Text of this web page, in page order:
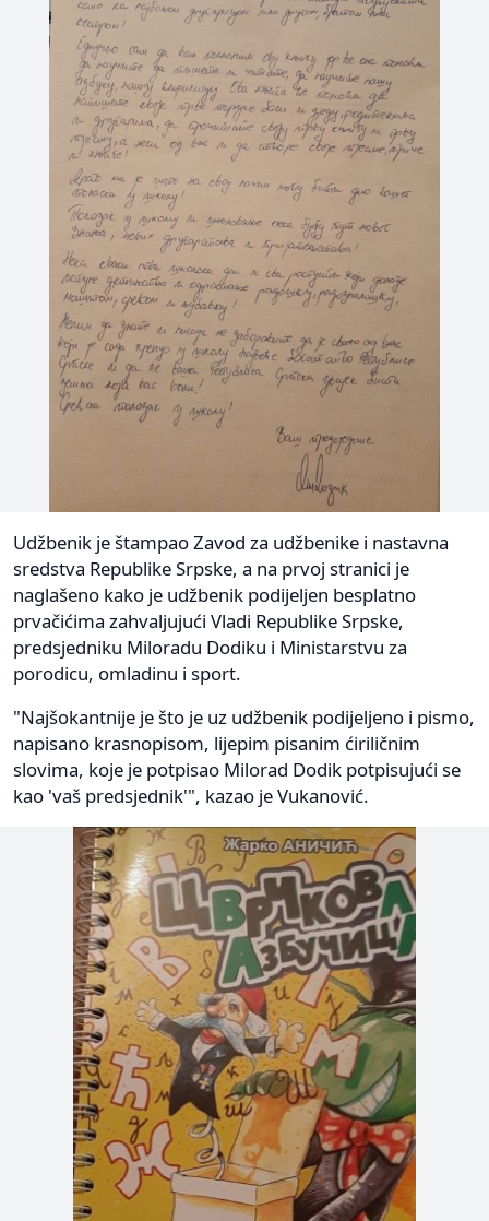
Udžbenik je štampao Zavod za udžbenike i nastavna
sredstva Republike Srpske, a na prvoj stranici je
naglašeno kako je udžbenik podijeljen besplatno
prvačićima zahvaljujući Vladi Republike Srpske,
predsjedniku Miloradu Dodiku i Ministarstvu za
porodicu, omladinu i sport.
"Najšokantnije je što je uz udžbenik podijeljeno i pismo,
napisano krasnopisom, lijepim pisanim ćiriličnim
slovima, koje je potpisao Milorad Dodik potpisujući se
kao 'vaš predsjednik'", kazao je Vukanović.